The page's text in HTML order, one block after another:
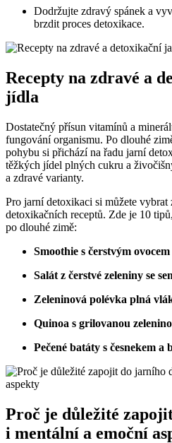
Dodržujte zdravý spánek a
brzdit proces detoxikace.
Recepty na zdravé a
jídla
Dostatečný přísun vitamínů a
fungování organismu. Po dlouhé
pohybu si přichází na řadu jarní
těžkých jídel plných cukru a
a zdravé varianty.
Pro jarní detoxikaci si můžete vybrat
detoxikačních receptů. Zde je 10
po dlouhé zimě:
Smoothie s čerstvým
Salát z čerstvé zeleniny se
Zeleninová polévka plná
Quinoa s grilovanou
Pečené batáty s česnekem a
Proč je důležité
i mentální a emoční